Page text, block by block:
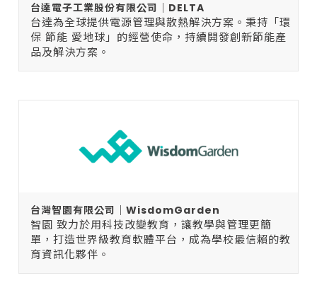
台達電子工業股份有限公司｜DELTA
台達為全球提供電源管理與散熱解決方案。秉持「環
保 節能 愛地球」的經營使命，持續開發創新節能產
品及解決方案。
台灣智園有限公司｜WisdomGarden
智園 致力於用科技改變教育，讓教學與管理更簡
單，打造世界級教育軟體平台，成為學校最信賴的教
育資訊化夥伴。